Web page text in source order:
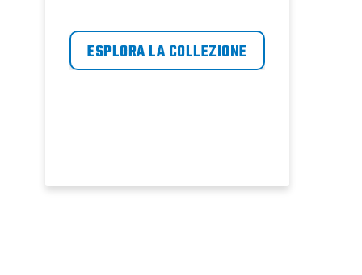
macchina sul luogo di lavoro,
garantendo aria compressa
ESPLORA LA COLLEZIONE